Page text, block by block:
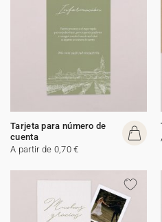
Tarjeta para número de
cuenta
A partir de 0,70 €